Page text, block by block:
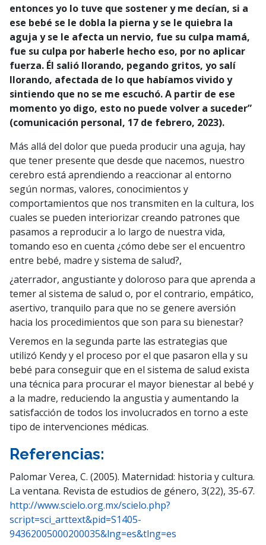
entonces yo lo tuve que sostener y me decían, si a
ese bebé se le dobla la pierna y se le quiebra la
aguja y se le afecta un nervio, fue su culpa mamá,
fue su culpa por haberle hecho eso, por no aplicar
fuerza. Él salió llorando, pegando gritos, yo salí
llorando, afectada de lo que habíamos vivido y
sintiendo que no se me escuchó. A partir de ese
momento yo digo, esto no puede volver a suceder”
(comunicación personal, 17 de febrero, 2023).
Más allá del dolor que pueda producir una aguja, hay
que tener presente que desde que nacemos, nuestro
cerebro está aprendiendo a reaccionar al entorno
según normas, valores, conocimientos y
comportamientos que nos transmiten en la cultura, los
cuales se pueden interiorizar creando patrones que
pasamos a reproducir a lo largo de nuestra vida,
tomando eso en cuenta ¿cómo debe ser el encuentro
entre bebé, madre y sistema de salud?,
¿aterrador, angustiante y doloroso para que aprenda a
temer al sistema de salud o, por el contrario, empático,
asertivo, tranquilo para que no se genere aversión
hacia los procedimientos que son para su bienestar?
Veremos en la segunda parte las estrategias que
utilizó Kendy y el proceso por el que pasaron ella y su
bebé para conseguir que en el sistema de salud exista
una técnica para procurar el mayor bienestar al bebé y
a la madre, reduciendo la angustia y aumentando la
satisfacción de todos los involucrados en torno a este
tipo de intervenciones médicas.
Referencias:
Palomar Verea, C. (2005). Maternidad: historia y cultura.
La ventana. Revista de estudios de género, 3(22), 35-67.
http://www.scielo.org.mx/scielo.php?
script=sci_arttext&pid=S1405-
94362005000200035&lng=es&tlng=es